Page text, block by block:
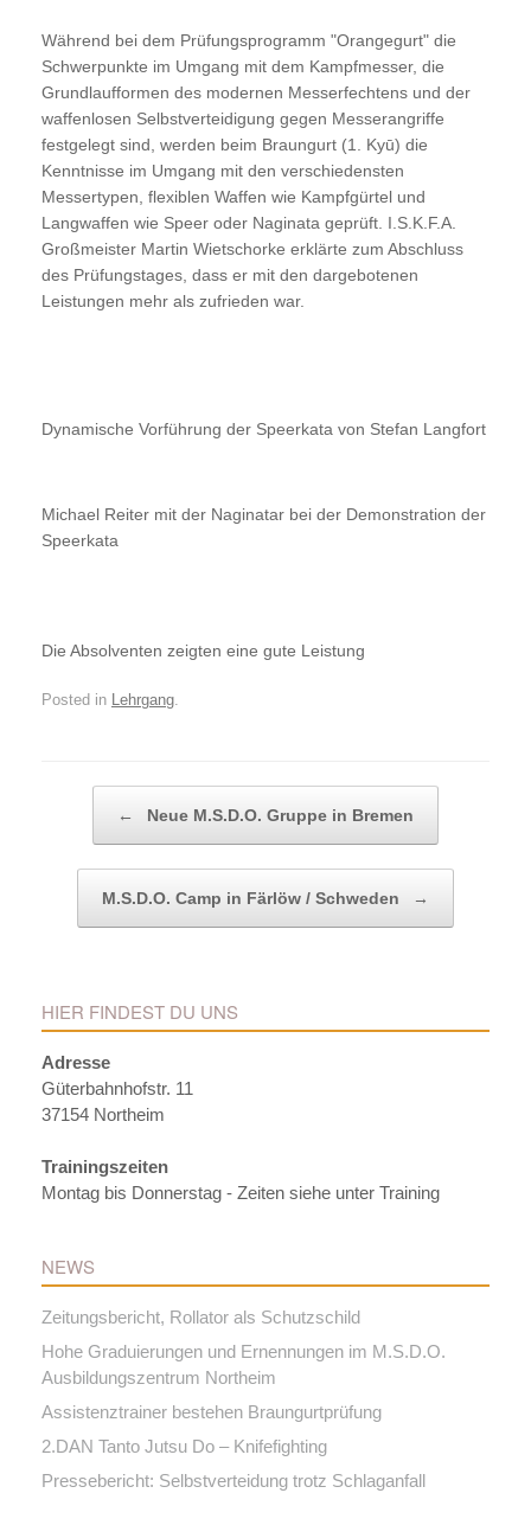
Während bei dem Prüfungsprogramm "Orangegurt" die
Schwerpunkte im Umgang mit dem Kampfmesser, die
Grundlaufformen des modernen Messerfechtens und der
waffenlosen Selbstverteidigung gegen Messerangriffe
festgelegt sind, werden beim Braungurt (1. Kyū) die
Kenntnisse im Umgang mit den verschiedensten
Messertypen, flexiblen Waffen wie Kampfgürtel und
Langwaffen wie Speer oder Naginata geprüft. I.S.K.F.A.
Großmeister Martin Wietschorke erklärte zum Abschluss
des Prüfungstages, dass er mit den dargebotenen
Leistungen mehr als zufrieden war.
Dynamische Vorführung der Speerkata von Stefan Langfort
Michael Reiter mit der Naginatar bei der Demonstration der
Speerkata
Die Absolventen zeigten eine gute Leistung
Posted in Lehrgang
← Neue M.S.D.O. Gruppe in Bremen
M.S.D.O. Camp in Färlöw / Schweden →
HIER FINDEST DU UNS
Adresse
Güterbahnhofstr. 11
37154 Northeim
Trainingszeiten
Montag bis Donnerstag - Zeiten siehe unter Training
NEWS
Zeitungsbericht, Rollator als Schutzschild
Hohe Graduierungen und Ernennungen im M.S.D.O.
Ausbildungszentrum Northeim
Assistenztrainer bestehen Braungurtprüfung
2.DAN Tanto Jutsu Do – Knifefighting
Pressebericht: Selbstverteidung trotz Schlaganfall